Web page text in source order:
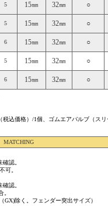
5 15㎜ 32㎜ ○
5 15㎜ 32㎜ ○
6 15㎜ 32㎜ ○
5 15㎜ 32㎜ ○
6 15㎜ 32㎜ ○
込価格）/1個、ゴムエアバルブ（ス
MATCHING
認。
可。
認。
除く。フェンダー突出サイズ）